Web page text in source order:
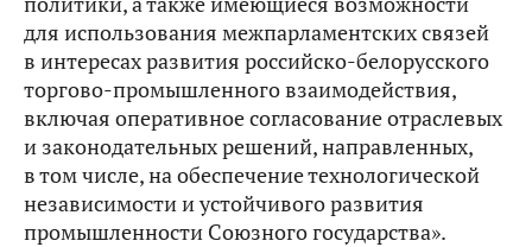
для использования межпарламентских связей
в интересах развития российско-белорусского
торгово-промышленного взаимодействия,
включая оперативное согласование отраслевых
и законодательных решений, направленных,
в том числе, на обеспечение технологической
независимости и устойчивого развития
промышленности Союзного государства».